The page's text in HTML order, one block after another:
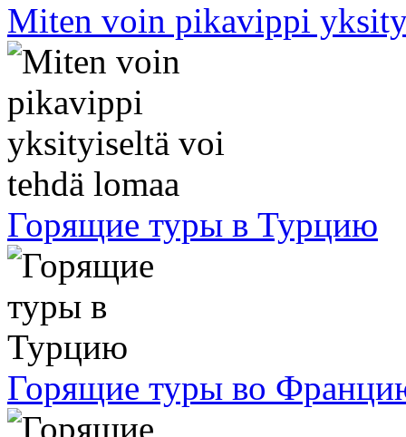
Miten voin pikavippi
Горящие туры в Турцию
Горящие туры во